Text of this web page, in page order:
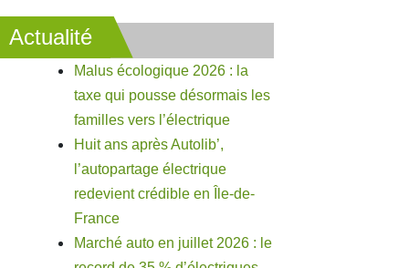
Actualité
Malus écologique 2026 : la
taxe qui pousse désormais les
familles vers l’électrique
Huit ans après Autolib’,
l’autopartage électrique
redevient crédible en Île-de-
France
Marché auto en juillet 2026 : le